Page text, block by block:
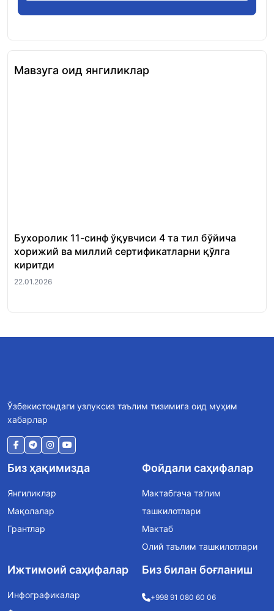
Мавзуга оид янгиликлар
Бухоролик 11-синф ўқувчиси 4 та тил бўйича
хорижий ва миллий сертификатларни қўлга
киритди
22.01.2026
Ўзбекистондаги узлуксиз таълим тизимига оид муҳим
хабарлар
Биз ҳақимизда
Янгиликлар
Мақолалар
Грантлар
Фойдали саҳифалар
Мактабгача та’лим
ташкилотлари
Мактаб
Олий таълим ташкилотлари
Ижтимоий саҳифалар
Инфографикалар
Биз билан боғланиш
+998 91 080 60 06